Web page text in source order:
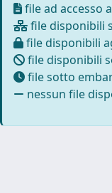
file ad accesso
file disponibili
file disponibili
file disponibili
file sotto
nessun file